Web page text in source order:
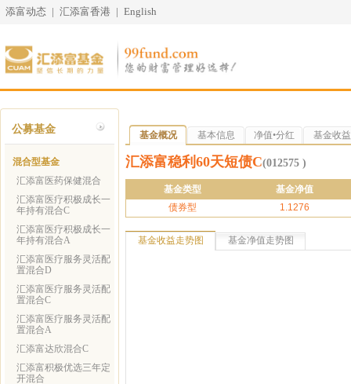
添富动态 | 汇添富香港 | English
公募基金
混合型基金
汇添富医药保健混合
汇添富医疗积极成长一
年持有混合C
汇添富医疗积极成长一
年持有混合A
汇添富医疗服务灵活配
置混合D
汇添富医疗服务灵活配
置混合C
汇添富医疗服务灵活配
置混合A
汇添富达欣混合C
汇添富积极优选三年定
开混合
基金概况 基本信息 净值•分红 基金收益
汇添富稳利60天短债C(012575 )
基金类型
基金净值
债券型
1.1276
基金收益走势图 基金净值走势图